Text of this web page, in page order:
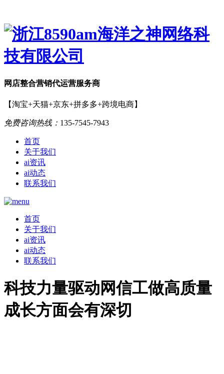
网店整合营销代运营服务商
【淘宝+天猫+京东+拼多多+跨境电商】
免费咨询热线： 135-7545-7943
首页
关于我们
ai资讯
ai动态
联系我们
首页
关于我们
ai资讯
ai动态
联系我们
科技力量驱动网信工做高质量
成长方面会有深切